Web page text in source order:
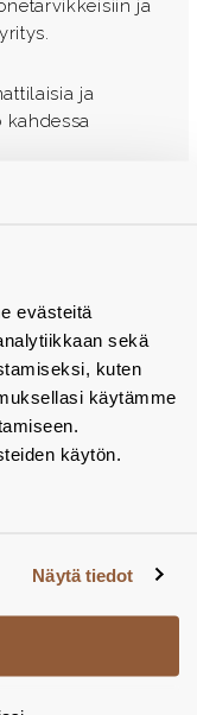
evästeitä
sekä
kuten
käytämme
käytön.
Näytä tiedot
ja
ja
kahdessa